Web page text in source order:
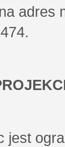
adres
jest